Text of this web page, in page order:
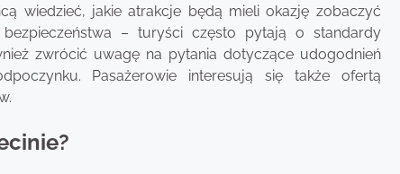
wiedzieć, jakie atrakcje będą mieli okazję zobaczyć
– turyści często pytają o standardy
zwrócić uwagę na pytania dotyczące udogodnień
Pasażerowie interesują się także ofertą